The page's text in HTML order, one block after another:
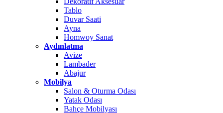
Tablo
Duvar Saati
Ayna
Homwoy Sanat
Aydınlatma
Avize
Lambader
Abajur
Mobilya
Salon & Oturma Odası
Yatak Odası
Bahçe Mobilyası